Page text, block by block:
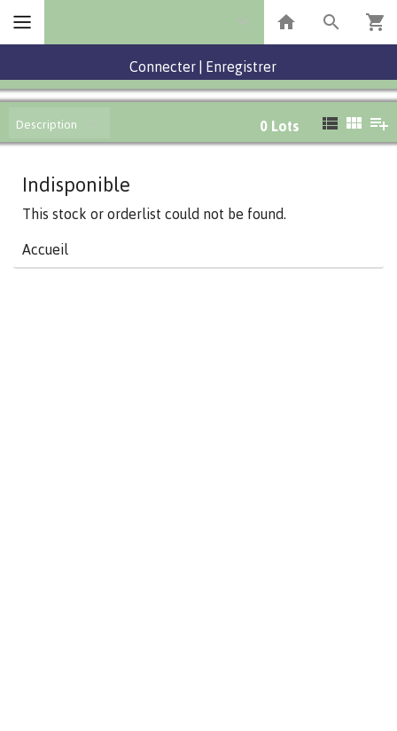
Connecter Enregistrer
Description 0 Lots
Indisponible
This stock or orderlist could not be found.
Accueil